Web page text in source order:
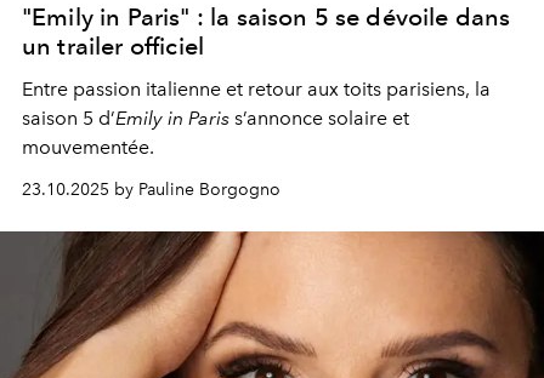
"Emily in Paris" : la saison 5 se dévoile dans
un trailer officiel
Entre passion italienne et retour aux toits parisiens, la
saison 5 d’Emily in Paris s’annonce solaire et
mouvementée.
23.10.2025 by Pauline Borgogno